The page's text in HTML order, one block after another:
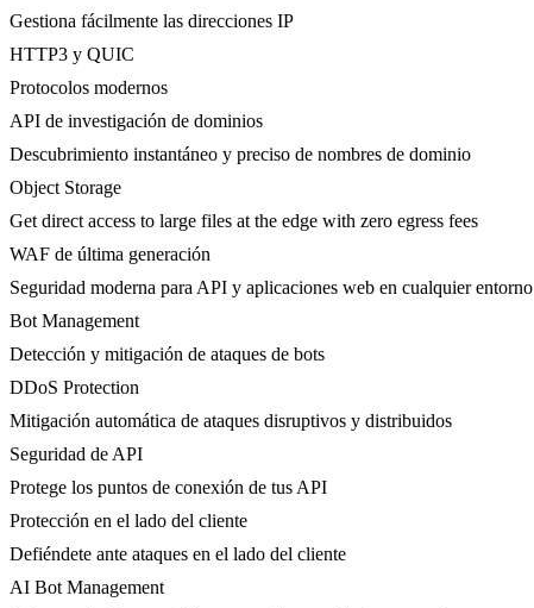
Gestiona fácilmente las direcciones IP
HTTP3 y QUIC
Protocolos modernos
API de investigación de dominios
Descubrimiento instantáneo y preciso de nombres de dominio
Object Storage
Get direct access to large files at the edge with zero egress fees
WAF de última generación
Seguridad moderna para API y aplicaciones web en cualquier entorno
Bot Management
Detección y mitigación de ataques de bots
DDoS Protection
Mitigación automática de ataques disruptivos y distribuidos
Seguridad de API
Protege los puntos de conexión de tus API
Protección en el lado del cliente
Defiéndete ante ataques en el lado del cliente
AI Bot Management